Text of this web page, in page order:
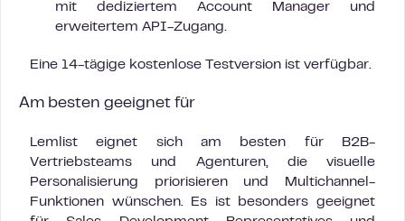
mit dediziertem Account Manager und
erweitertem API-Zugang.
Eine 14-tägige kostenlose Testversion ist verfügbar.
Am besten geeignet für
Lemlist eignet sich am besten für B2B-
Vertriebsteams und Agenturen, die visuelle
Personalisierung priorisieren und Multichannel-
Funktionen wünschen. Es ist besonders geeignet